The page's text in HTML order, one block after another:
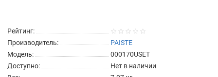
Рейтинг:
Производитель:
PAISTE
Модель:
000170USET
Доступно:
Нет в наличии